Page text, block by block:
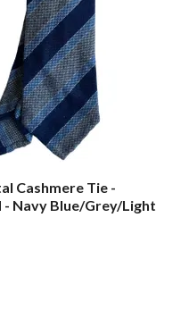
Cashmere Tie -
Navy Blue/Grey/Light